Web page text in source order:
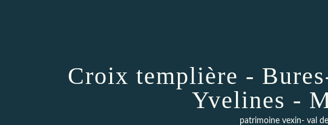
Croix templière -
Yvelines -
patrimoine vexin- val